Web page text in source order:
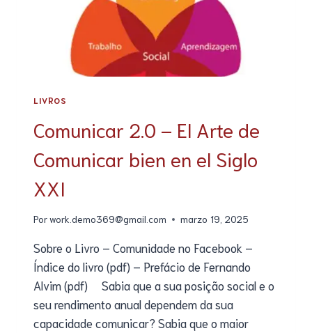
LIVROS
Comunicar 2.0 – El Arte de
Comunicar bien en el Siglo
XXI
Porwork.demo369@gmail.com marzo 19, 2025
Sobre o Livro – Comunidade no Facebook –
Índice do livro (pdf) – Prefácio de Fernando
Alvim (pdf) Sabia que a sua posição social e o
seu rendimento anual dependem da sua
capacidade comunicar? Sabia que o maior